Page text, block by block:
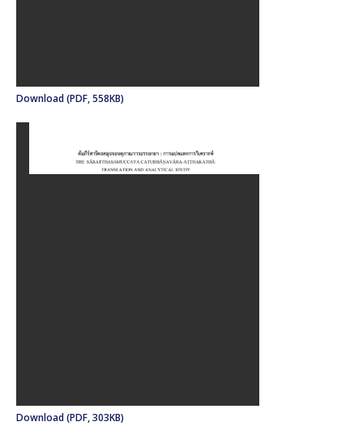
Download (PDF, 558KB)
Download (PDF, 303KB)